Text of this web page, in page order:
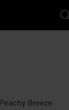
Breeze